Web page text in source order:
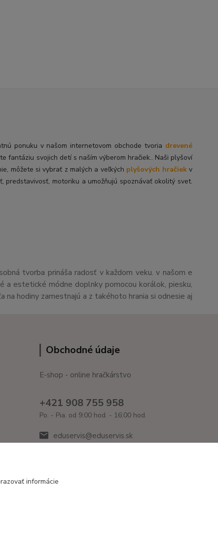
ponuku v našom internetovom obchode tvoria drevené
fantáziu svojich detí s naším výberom hračiek.. Naši plyšoví
môžete si vybrať z malých a veľkých plyšových hračiekv
predstavivosť, motoriku a umožňujú spoznávať okolitý svet.
tvorba prináša radosť v každom veku. v našom e
a estetické módne doplnky pomocou korálok, piesku,
hodiny zamestnajú a z takéhoto hrania si odnesie aj
Obchodné údaje
E-shop - online hračkárstvo
+421 908 755 958
Po. - Pia. od 9:00 hod. - 16:00 hod.
eduservis@eduservis.sk
informácie